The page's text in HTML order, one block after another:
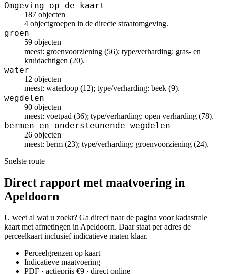
Omgeving op de kaart
187 objecten
4 objectgroepen in de directe straatomgeving.
groen
59 objecten
meest: groenvoorziening (56); type/verharding: gras- en
kruidachtigen (20).
water
12 objecten
meest: waterloop (12); type/verharding: beek (9).
wegdelen
90 objecten
meest: voetpad (36); type/verharding: open verharding (78).
bermen en ondersteunende wegdelen
26 objecten
meest: berm (23); type/verharding: groenvoorziening (24).
Snelste route
Direct rapport met maatvoering in
Apeldoorn
U weet al wat u zoekt? Ga direct naar de pagina voor kadastrale
kaart met afmetingen in Apeldoorn. Daar staat per adres de
perceelkaart inclusief indicatieve maten klaar.
Perceelgrenzen op kaart
Indicatieve maatvoering
PDF · actieprijs €9 · direct online